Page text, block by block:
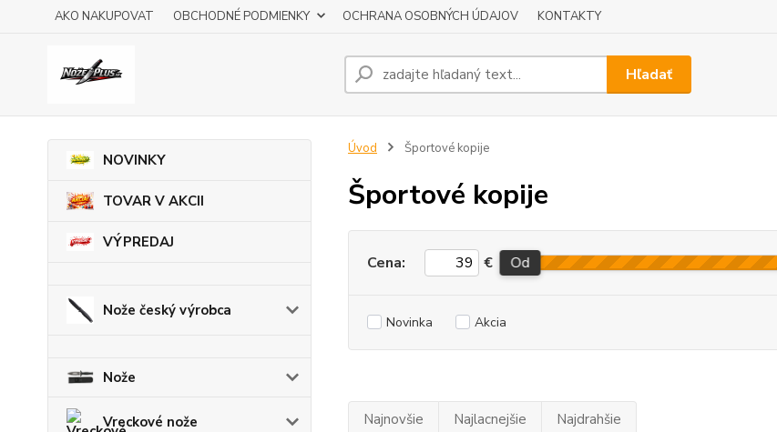
AKO NAKUPOVAT OBCHODNÉ PODMIENKY OCHRANA OSOBNÝCH ÚDAJOV KONTAKTY
Hľadať
NOVINKY
TOVAR V AKCII
VÝPREDAJ
Nože český výrobca
Nože
Vreckové nože
Úvod Športové kopije
Športové kopije
Cena: € Od
Novinka Akcia
Najnovšie Najlacnejšie Najdrahšie